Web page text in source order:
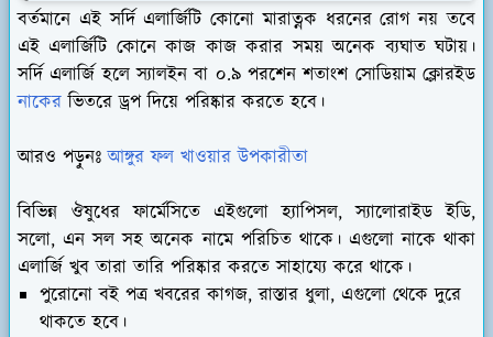
বর্তমানে এই সর্দি এলার্জিটি কোনো মারাত্নক ধরনের রোগ নয় তবে
এই এলার্জিটি কোনে কাজ কাজ করার সময় অনেক ব্যঘাত ঘটায়।
সর্দি এলার্জি হলে স্যালইন বা ০.৯ পরশেন শতাংশ সোডিয়াম ক্লোরইড
নাকের ভিতরে ড্রপ দিয়ে পরিষ্কার করতে হবে।
আরও পড়ুনঃআঙ্গুর ফল খাওয়ার উপকারীতা
বিভিন্ন ঔষুধের ফার্মেসিতে এইগুলো হ্যাপিসল, স্যালোরাইড ইডি,
সলো, এন সল সহ অনেক নামে পরিচিত থাকে। এগুলো নাকে থাকা
এলার্জি খুব তারা তারি পরিষ্কার করতে সাহায্যে করে থাকে।
পুরোনো বই পত্র খবরের কাগজ, রাস্তার ধুলা, এগুলো থেকে দুরে
থাকতে হবে।